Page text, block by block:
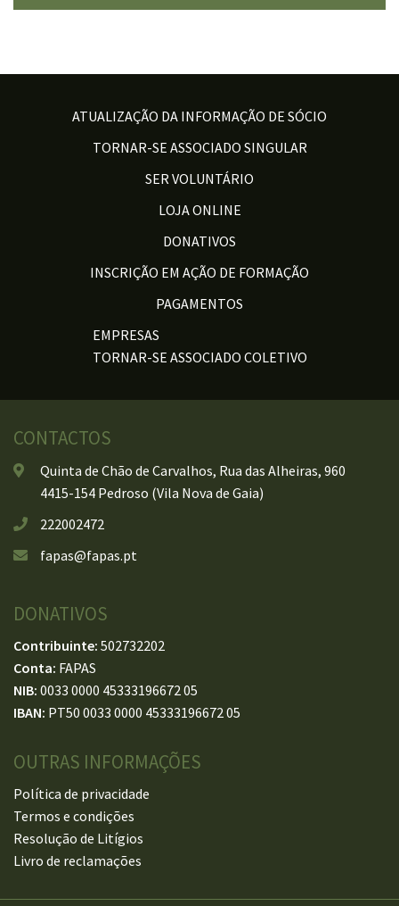
ATUALIZAÇÃO DA INFORMAÇÃO DE SÓCIO
TORNAR-SE ASSOCIADO SINGULAR
SER VOLUNTÁRIO
LOJA ONLINE
DONATIVOS
INSCRIÇÃO EM AÇÃO DE FORMAÇÃO
PAGAMENTOS
EMPRESAS
TORNAR-SE ASSOCIADO COLETIVO
CONTACTOS
Quinta de Chão de Carvalhos, Rua das Alheiras, 960
4415-154 Pedroso (Vila Nova de Gaia)
222002472
fapas@fapas.pt
DONATIVOS
Contribuinte: 502732202
Conta: FAPAS
NIB: 0033 0000 45333196672 05
IBAN: PT50 0033 0000 45333196672 05
OUTRAS INFORMAÇÕES
Política de privacidade
Termos e condições
Resolução de Litígios
Livro de reclamações